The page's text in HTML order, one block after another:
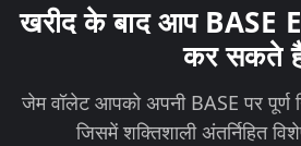
खरीद के बाद आप BASE
कर सकते
जेम वॉलेट आपको अपनी BASE पर पूर्ण
जिसमें शक्तिशाली अंतर्निहित